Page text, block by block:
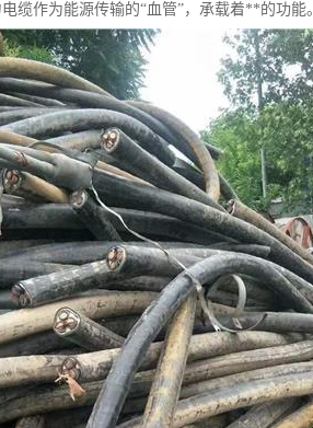
缆作为能源传输的“血管”，承载着**的功能